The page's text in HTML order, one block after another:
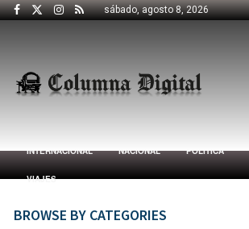
sábado, agosto 8, 2026
INTERNACIONAL NACIONAL POLÍTICA
VIAJES
BROWSE BY CATEGORIES